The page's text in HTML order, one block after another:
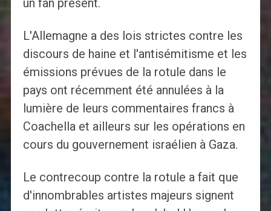
un fan présent.
L'Allemagne a des lois strictes contre les
discours de haine et l'antisémitisme et les
émissions prévues de la rotule dans le
pays ont récemment été annulées à la
lumière de leurs commentaires francs à
Coachella et ailleurs sur les opérations en
cours du gouvernement israélien à Gaza.
Le contrecoup contre la rotule a fait que
d'innombrables artistes majeurs signent